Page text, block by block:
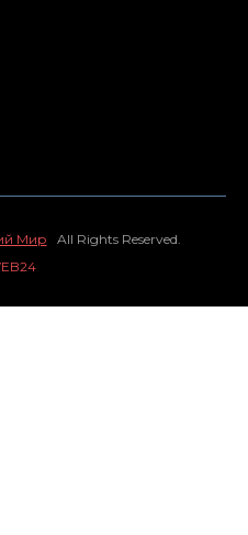
Мир All Rights Reserved.